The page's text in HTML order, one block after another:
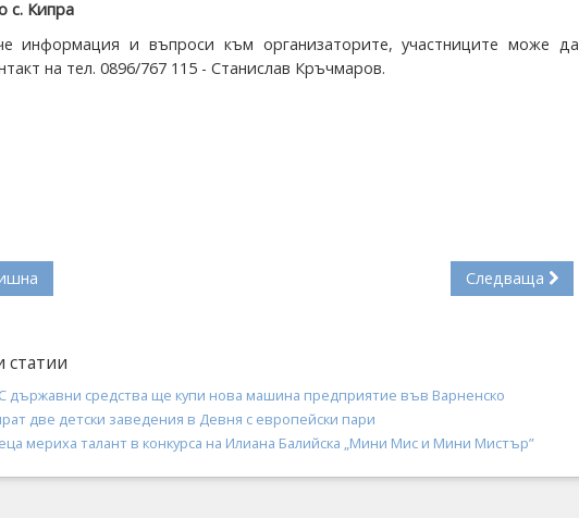
с. Кипра
информация и въпроси към организаторите, участниците може да
на тел. 0896/767 115 - Станислав Кръчмаров.
Следваща
статии
държавни средства ще купи нова машина предприятие във Варненско
две детски заведения в Девня с европейски пари
мериха талант в конкурса на Илиана Балийска „Мини Мис и Мини Мистър”